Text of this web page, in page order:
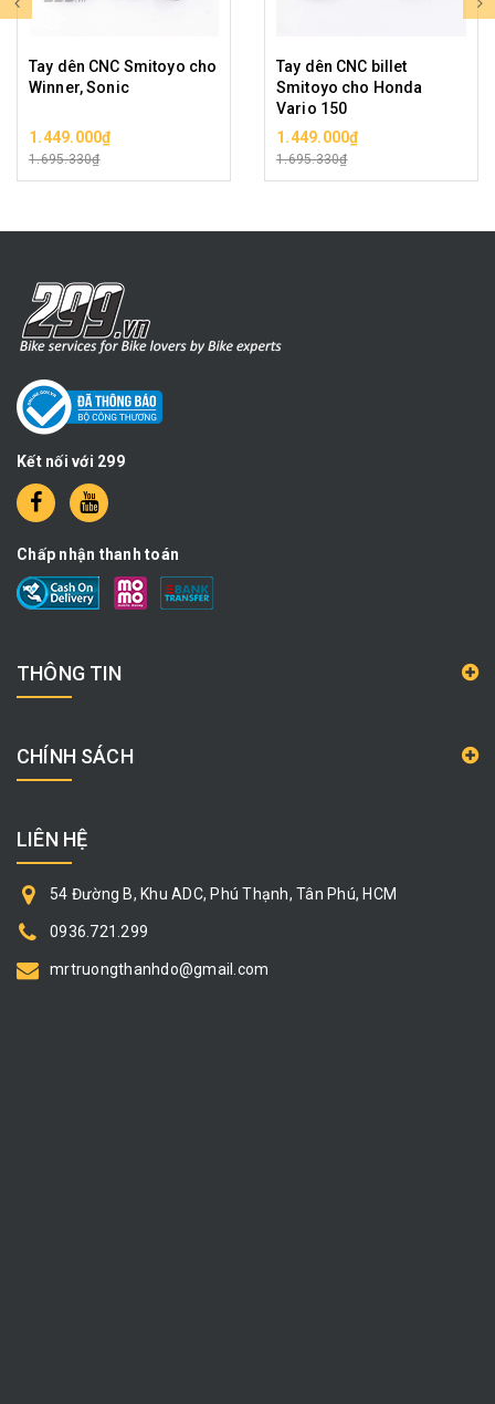
Tay dên CNC Smitoyo cho
Winner, Sonic
1.449.000₫
1.695.330₫
Tay dên CNC billet
Smitoyo cho Honda
Vario 150
1.449.000₫
1.695.330₫
Kết nối với 299
Chấp nhận thanh toán
THÔNG TIN
CHÍNH SÁCH
LIÊN HỆ
54 Đường B, Khu ADC, Phú Thạnh, Tân Phú, HCM
0936.721.299
mrtruongthanhdo@gmail.com